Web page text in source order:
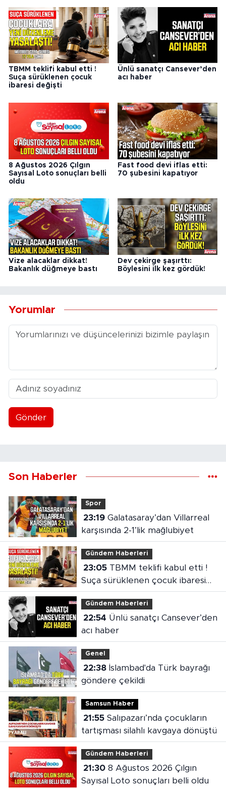
TBMM teklifi kabul etti !
Suça sürüklenen çocuk
ibaresi değişti
Ünlü sanatçı Cansever’den
acı haber
8 Ağustos 2026 Çılgın
Sayısal Loto sonuçları belli
oldu
Fast food devi iflas etti:
70 şubesini kapatıyor
Vize alacaklar dikkat!
Bakanlık düğmeye bastı
Dev çekirge şaşırttı:
Böylesini ilk kez gördük!
Yorumlar
Gönder
Son Haberler
Spor
23:19Galatasaray’dan Villarreal
karşısında 2-1’lik mağlubiyet
Gündem Haberleri
23:05TBMM teklifi kabul etti !
Suça sürüklenen çocuk ibaresi
değişti
Gündem Haberleri
22:54
acı haber
Genel
22:38İslambad'da Türk bayrağı
göndere çekildi
Samsun Haber
21:55Salıpazarı’nda çocukların
tartışması silahlı kavgaya dönüştü
Gündem Haberleri
21:308 Ağustos 2026 Çılgın
Sayısal Loto sonuçları belli oldu